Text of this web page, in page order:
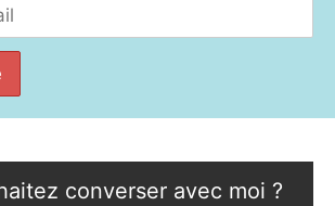
converser avec moi ?